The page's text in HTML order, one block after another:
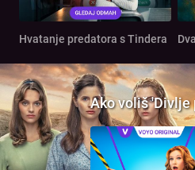
Hvatanje predatora s Tindera
Ako voliš 'Divlje